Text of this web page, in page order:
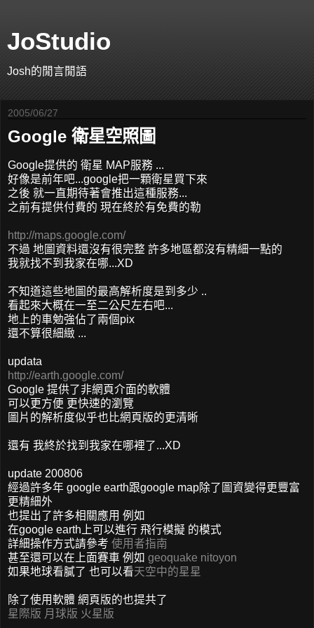
JoStudio
Josh的閒言閒語
2005/06/27
Google 衛星空照圖
Google提供的 衛星 MAP服務 ...
好像是前年吧...google把一顆衛星買下來
之後 就一直期待著會推出這種服務...
之前有提供付費的 現在終於有免費的勒
http://maps.google.com/
不過 地圖資料還沒有很完整 許多地區都沒有精細一點的
我就找不到我家在哪...XD
不知道這些地圖的最高解析度是到多少 ..
看起來大概在一至二公尺左右吧...
地上的車勉強佔了兩個pix
還不算很細緻 ...
updata
http://earth.google.com/
Google 提供了非網頁介面的軟體
可以更方便 更快速的瀏覽
圖片的解析度似乎也比網頁版的更清晰
還有 我終於找到我家在哪裡了...XD
update 200806
經過許多年 google earth跟google map除了圖資變得更豐富
更精細外
也提出了許多相關應用 例如
在google earth上可以進行 飛行模擬 的模式
詳細操作方式請參考 使用者指南
甚至還可以在上面賽車 例如 geoquake nitoyon
如果地球看膩了 也可以看天空中的星星
除了使用軟體 網頁版的也提共了
星際版 月球版 火星版